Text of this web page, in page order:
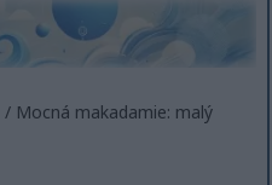
/ Mocná makadamie: malý